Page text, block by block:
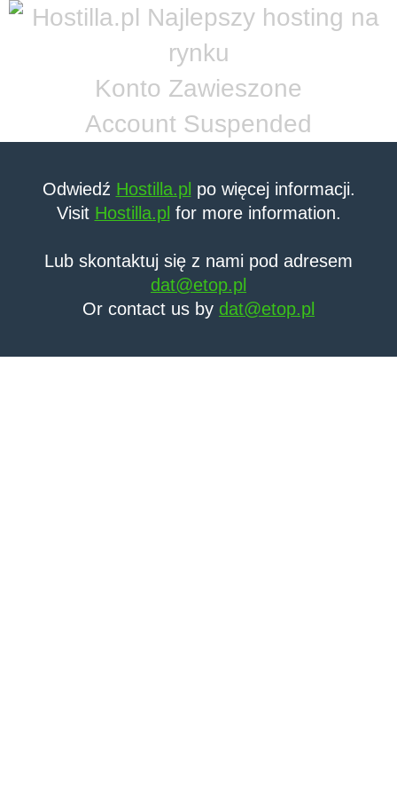
Konto Zawieszone
Account Suspended
Odwiedź Hostilla.pl po więcej informacji.
Visit Hostilla.pl for more information.
Lub skontaktuj się z nami pod adresem
dat@etop.pl
Or contact us by dat@etop.pl